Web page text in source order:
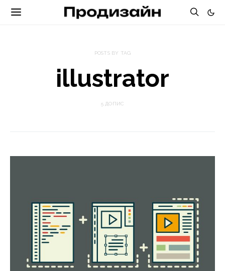
POSTS BY TAG
illustrator
5 ДОПИС